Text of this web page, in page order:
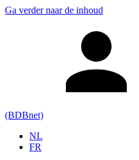
Ga verder naar de inhoud
(BDBnet)
NL
FR